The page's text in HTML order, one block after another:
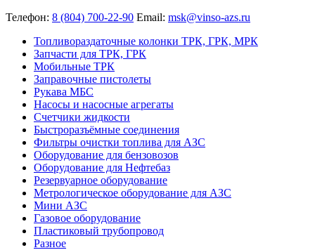
Телефон: 8 (804) 700-22-90 Email: msk@vinso-azs.ru
Топливораздаточные колонки ТРК, ГРК, МРК
Запчасти для ТРК, ГРК
Мобильные ТРК
Заправочные пистолеты
Рукава МБС
Насосы и насосные агрегаты
Счетчики жидкости
Быстроразъёмные соединения
Фильтры очистки топлива для АЗС
Оборудование для бензовозов
Оборудование для Нефтебаз
Резервуарное оборудование
Метрологическое оборудование для АЗС
Мини АЗС
Газовое оборудование
Пластиковый трубопровод
Разное